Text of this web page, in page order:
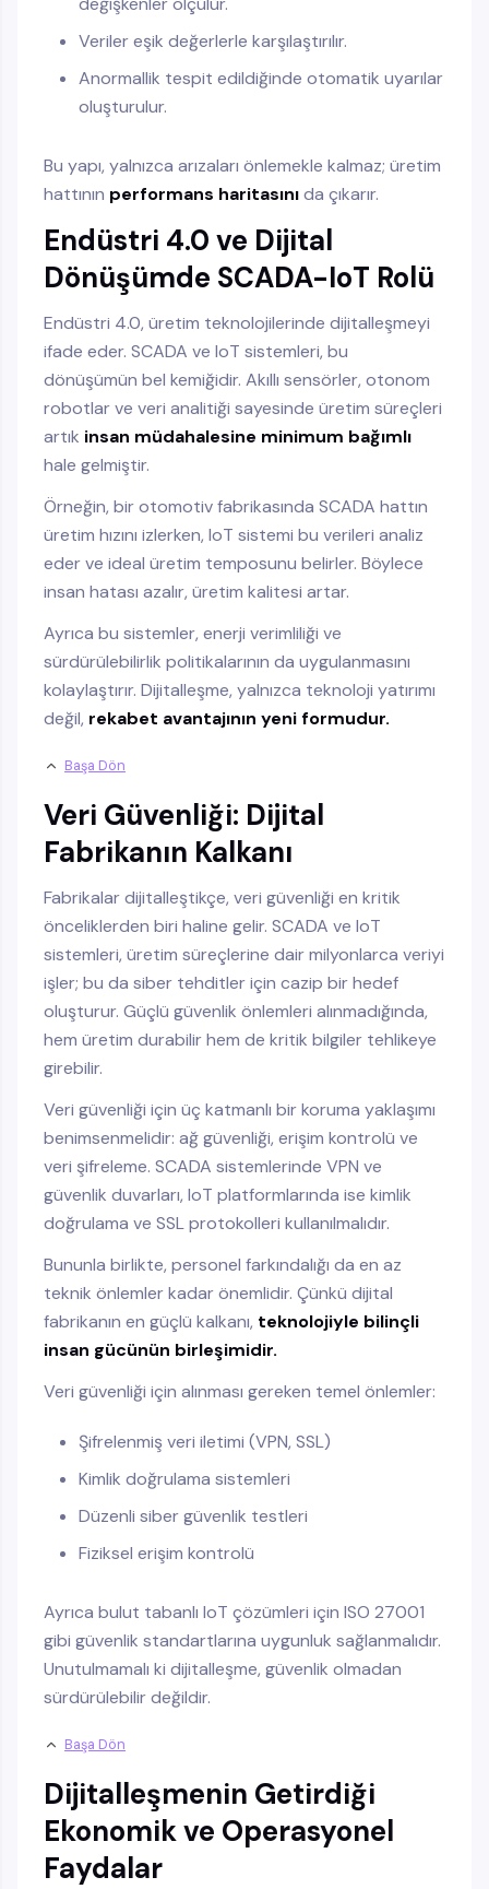
Veriler eşik değerlerle karşılaştırılır.
Anormallik tespit edildiğinde otomatik uyarılar
oluşturulur.
Bu yapı, yalnızca arızaları önlemekle kalmaz; üretim
hattının performans haritasınıda çıkarır.
Endüstri 4.0 ve Dijital
Dönüşümde SCADA-IoT Rolü
Endüstri 4.0, üretim teknolojilerinde dijitalleşmeyi
ifade eder. SCADA ve IoT sistemleri, bu
dönüşümün bel kemiğidir. Akıllı sensörler, otonom
robotlar ve veri analitiği sayesinde üretim süreçleri
artık insan müdahalesine minimum bağımlı
hale gelmiştir.
Örneğin, bir otomotiv fabrikasında SCADA hattın
üretim hızını izlerken, IoT sistemi bu verileri analiz
eder ve ideal üretim temposunu belirler. Böylece
insan hatası azalır, üretim kalitesi artar.
Ayrıca bu sistemler, enerji verimliliği ve
sürdürülebilirlik politikalarının da uygulanmasını
kolaylaştırır. Dijitalleşme, yalnızca teknoloji yatırımı
değil, rekabet avantajının yeni formudur.
Başa Dön
Veri Güvenliği: Dijital
Fabrikanın Kalkanı
Fabrikalar dijitalleştikçe, veri güvenliği en kritik
önceliklerden biri haline gelir. SCADA ve IoT
sistemleri, üretim süreçlerine dair milyonlarca veriyi
işler; bu da siber tehditler için cazip bir hedef
oluşturur. Güçlü güvenlik önlemleri alınmadığında,
hem üretim durabilir hem de kritik bilgiler tehlikeye
girebilir.
Veri güvenliği için üç katmanlı bir koruma yaklaşımı
benimsenmelidir: ağ güvenliği, erişim kontrolü ve
veri şifreleme. SCADA sistemlerinde VPN ve
güvenlik duvarları, IoT platformlarında ise kimlik
doğrulama ve SSL protokolleri kullanılmalıdır.
Bununla birlikte, personel farkındalığı da en az
teknik önlemler kadar önemlidir. Çünkü dijital
fabrikanın en güçlü kalkanı, teknolojiyle bilinçli
insan gücünün birleşimidir.
Veri güvenliği için alınması gereken temel önlemler:
Şifrelenmiş veri iletimi (VPN, SSL)
Kimlik doğrulama sistemleri
Düzenli siber güvenlik testleri
Fiziksel erişim kontrolü
Ayrıca bulut tabanlı IoT çözümleri için ISO 27001
gibi güvenlik standartlarına uygunluk sağlanmalıdır.
Unutulmamalı ki dijitalleşme, güvenlik olmadan
sürdürülebilir değildir.
Başa Dön
Dijitalleşmenin Getirdiği
Ekonomik ve Operasyonel
Faydalar